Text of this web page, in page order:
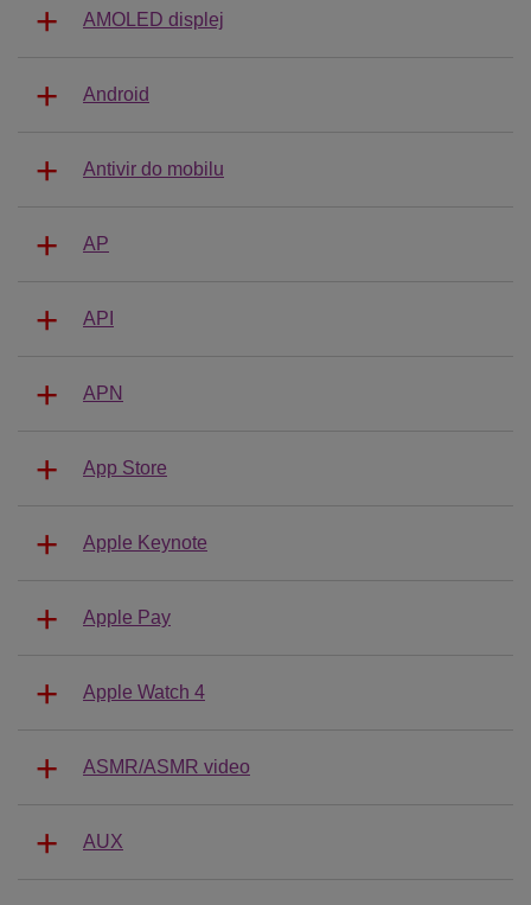
AMOLED displej
Android
Antivir do mobilu
AP
API
APN
App Store
Apple Keynote
Apple Pay
Apple Watch 4
ASMR/ASMR video
AUX